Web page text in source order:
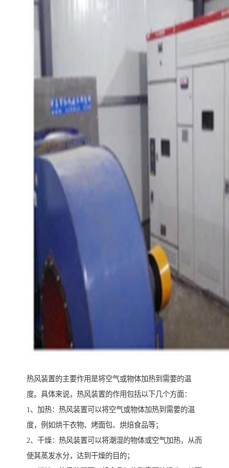
热风装置的主要作用是将空气或物体加热到需要的温
度。具体来说，热风装置的作用包括以下几个方面：
1、加热：热风装置可以将空气或物体加热到需要的温
度，例如烘干衣物、烤面包、烘焙食品等；
2、干燥：热风装置可以将潮湿的物体或空气加热，从而
使其蒸发水分，达到干燥的目的；